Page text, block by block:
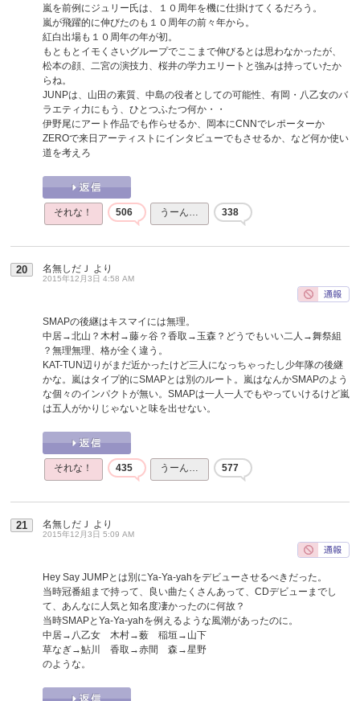
嵐を前例にジュリー氏は、１０周年を機に仕掛けてくるだろう。
嵐が飛躍的に伸びたのも１０周年の前々年から。
紅白出場も１０周年の年が初。
もともとイモくさいグループでここまで伸びるとは思わなかったが、
松本の顔、二宮の演技力、桜井の学力エリートと強みは持っていたか
らね。
JUNPは、山田の素質、中島の役者としての可能性、有岡・八乙女のバ
ラエティ力にもう、ひとつふたつ何か・・
伊野尾にアート作品でも作らせるか、岡本にCNNでレポーターか
ZEROで来日アーティストにインタビューでもさせるか、など何か使い
道を考えろ
それな！ 506 うーん… 338
20 名無しだＪ より
2015年12月3日 4:58 AM
SMAPの後継はキスマイには無理。
中居→北山？木村→藤ヶ谷？香取→玉森？どうでもいい二人→舞祭組
？無理無理、格が全く違う。
KAT-TUN辺りがまだ近かったけど三人になっちゃったし少年隊の後継
かな。嵐はタイプ的にSMAPとは別のルート。嵐はなんかSMAPのよう
な個々のインパクトが無い。SMAPは一人一人でもやっていけるけど嵐
は五人がかりじゃないと味を出せない。
それな！ 435 うーん… 577
21 名無しだＪ より
2015年12月3日 5:09 AM
Hey Say JUMPとは別にYa-Ya-yahをデビューさせるべきだった。
当時冠番組まで持って、良い曲たくさんあって、CDデビューまでし
て、あんなに人気と知名度凄かったのに何故？
当時SMAPとYa-Ya-yahを例えるような風潮があったのに。
中居→八乙女 木村→薮 稲垣→山下
草なぎ→鮎川 香取→赤間 森→星野
のような。